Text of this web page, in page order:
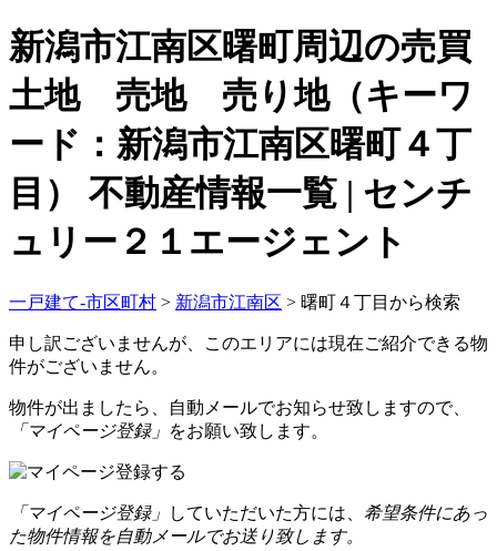
新潟市江南区曙町周辺の売買
土地 売地 売り地（キーワ
ード：新潟市江南区曙町４丁
目） 不動産情報一覧 | センチ
ュリー２１エージェント
一戸建て-市区町村 > 新潟市江南区 > 曙町４丁目から検索
申し訳ございませんが、このエリアには現在ご紹介できる物
件がございません。
物件が出ましたら、自動メールでお知らせ致しますので、
「マイページ登録」 をお願い致します。
「マイページ登録」 していただいた方には、 希望条件にあっ
た物件情報を自動メールでお送り致します。